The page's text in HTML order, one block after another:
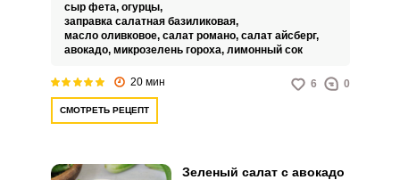
сыр фета, огурцы,
заправка салатная базиликовая,
масло оливковое, салат романо, салат айсберг,
авокадо, микрозелень гороха, лимонный сок
20 мин 6 0
СМОТРЕТЬ РЕЦЕПТ
Зеленый салат с авокадо